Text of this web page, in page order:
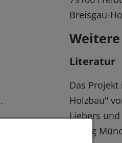
Breisgau-
Literatur
Das
Holzbau"
Liebers
Verlag